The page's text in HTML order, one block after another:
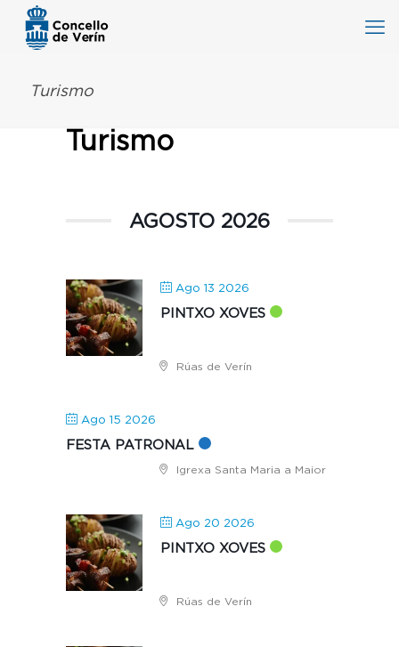
Turismo
Turismo
AGOSTO 2026
Ago 13 2026
PINTXO XOVES
Rúas de Verín
Ago 15 2026
FESTA PATRONAL
Igrexa Santa Maria a Maior
Ago 20 2026
PINTXO XOVES
Rúas de Verín